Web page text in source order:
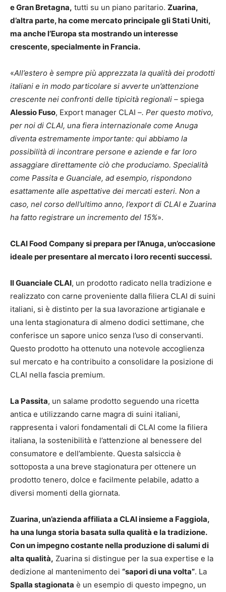
e Gran Bretagna, tutti su un piano paritario. Zuarina,
d’altra parte, ha come mercato principale gli Stati Uniti,
ma anche l’Europa sta mostrando un interesse
crescente, specialmente in Francia.
«All’estero è sempre più apprezzata la qualità dei prodotti
italiani e in modo particolare si avverte un’attenzione
crescente nei confronti delle tipicità regionali – spiega
Alessio Fuso, Export manager CLAI –. Per questo motivo,
per noi di CLAI, una fiera internazionale come Anuga
diventa estremamente importante: qui abbiamo la
possibilità di incontrare persone e aziende e far loro
assaggiare direttamente ciò che produciamo. Specialità
come Passita e Guanciale, ad esempio, rispondono
esattamente alle aspettative dei mercati esteri. Non a
caso, nel corso dell’ultimo anno, l’export di CLAI e Zuarina
ha fatto registrare un incremento del 15%».
CLAI Food Company si prepara per l’Anuga, un’occasione
ideale per presentare al mercato i loro recenti successi.
Il Guanciale CLAI, un prodotto radicato nella tradizione e
realizzato con carne proveniente dalla filiera CLAI di suini
italiani, si è distinto per la sua lavorazione artigianale e
una lenta stagionatura di almeno dodici settimane, che
conferisce un sapore unico senza l’uso di conservanti.
Questo prodotto ha ottenuto una notevole accoglienza
sul mercato e ha contribuito a consolidare la posizione di
CLAI nella fascia premium.
La Passita, un salame prodotto seguendo una ricetta
antica e utilizzando carne magra di suini italiani,
rappresenta i valori fondamentali di CLAI come la filiera
italiana, la sostenibilità e l’attenzione al benessere del
consumatore e dell’ambiente. Questa salsiccia è
sottoposta a una breve stagionatura per ottenere un
prodotto tenero, dolce e facilmente pelabile, adatto a
diversi momenti della giornata.
Zuarina, un’azienda affiliata a CLAI insieme a Faggiola,
ha una lunga storia basata sulla qualità e la tradizione.
Con un impegno costante nella produzione di salumi di
alta qualità, Zuarina si distingue per la sua expertise e la
dedizione al mantenimento dei “sapori di una volta”. La
Spalla stagionata è un esempio di questo impegno, un